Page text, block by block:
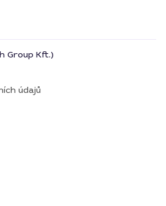
Group Kft.)
údajů